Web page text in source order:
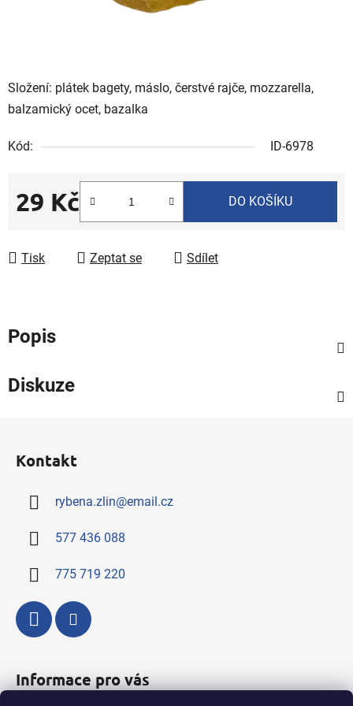
Složení: plátek bagety, máslo, čerstvé rajče, mozzarella,
balzamický ocet, bazalka
Kód: ID-6978
29 Kč
Měrná cena:
DO KOŠÍKU
Tisk Zeptat se Sdílet
Popis
Diskuze
Kontakt
rybena.zlin@email.cz
577 436 088
775 719 220
Informace pro vás